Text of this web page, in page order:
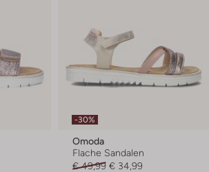
-30%
Omoda
Flache Sandalen
€ 49,99 € 34,99